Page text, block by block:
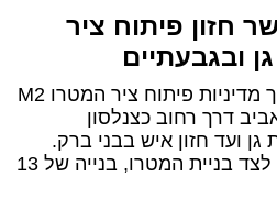
חזון פיתוח ציר
מנהל התכנון מקדם מסמך מדיניות פיתוח ציר המטרו M2
דרך רחוב כצנלסון
ועד חזון איש בבני ברק.
במסגרת התוכנית תקודם לצד בניית המטרו, בנייה של 13